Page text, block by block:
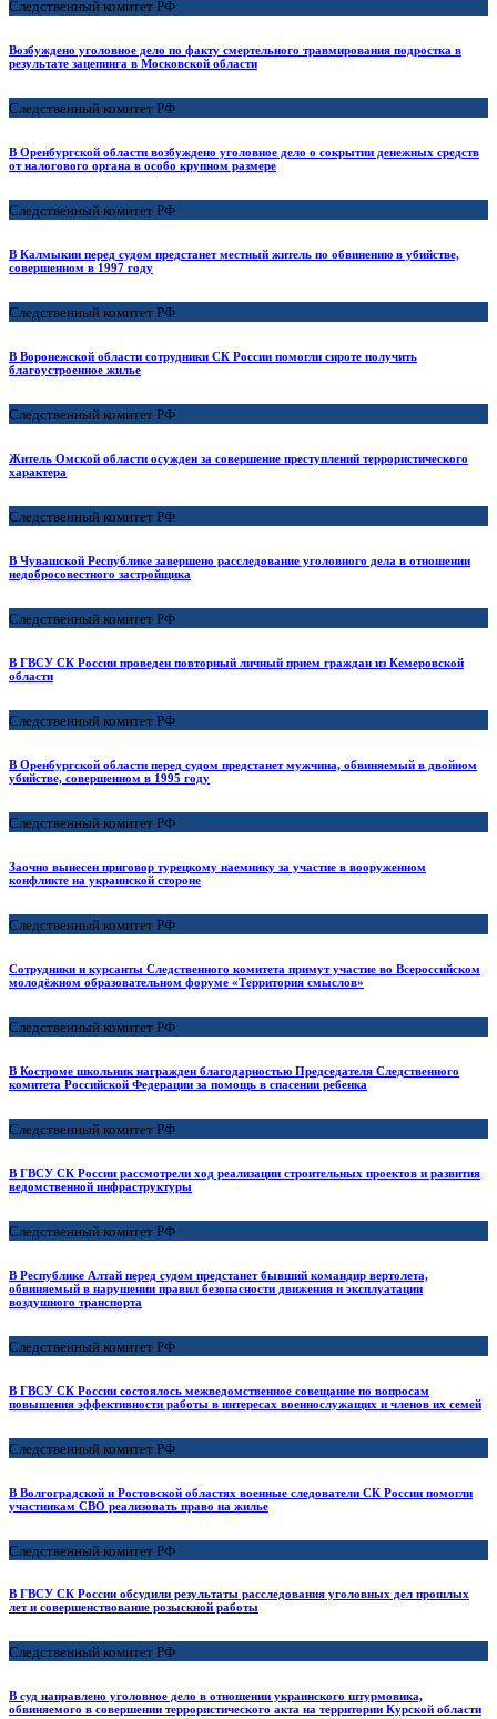
Следственный комитет РФ
Возбуждено уголовное дело по факту смертельного травмирования подростка в
результате зацепинга в Московской области
Следственный комитет РФ
В Оренбургской области возбуждено уголовное дело о сокрытии денежных средств
от налогового органа в особо крупном размере
Следственный комитет РФ
В Калмыкии перед судом предстанет местный житель по обвинению в убийстве,
совершенном в 1997 году
Следственный комитет РФ
В Воронежской области сотрудники СК России помогли сироте получить
благоустроенное жилье
Следственный комитет РФ
Житель Омской области осужден за совершение преступлений террористического
характера
Следственный комитет РФ
В Чувашской Республике завершено расследование уголовного дела в отношении
недобросовестного застройщика
Следственный комитет РФ
В ГВСУ СК России проведен повторный личный прием граждан из Кемеровской
области
Следственный комитет РФ
В Оренбургской области перед судом предстанет мужчина, обвиняемый в двойном
убийстве, совершенном в 1995 году
Следственный комитет РФ
Заочно вынесен приговор турецкому наемнику за участие в вооруженном
конфликте на украинской стороне
Следственный комитет РФ
Сотрудники и курсанты Следственного комитета примут участие во Всероссийском
молодёжном образовательном форуме «Территория смыслов»
Следственный комитет РФ
В Костроме школьник награжден благодарностью Председателя Следственного
комитета Российской Федерации за помощь в спасении ребенка
Следственный комитет РФ
В ГВСУ СК России рассмотрели ход реализации строительных проектов и развития
ведомственной инфраструктуры
Следственный комитет РФ
В Республике Алтай перед судом предстанет бывший командир вертолета,
обвиняемый в нарушении правил безопасности движения и эксплуатации
воздушного транспорта
Следственный комитет РФ
В ГВСУ СК России состоялось межведомственное совещание по вопросам
повышения эффективности работы в интересах военнослужащих и членов их семей
Следственный комитет РФ
В Волгоградской и Ростовской областях военные следователи СК России помогли
участникам СВО реализовать право на жилье
Следственный комитет РФ
В ГВСУ СК России обсудили результаты расследования уголовных дел прошлых
лет и совершенствование розыскной работы
Следственный комитет РФ
В суд направлено уголовное дело в отношении украинского штурмовика,
обвиняемого в совершении террористического акта на территории Курской области